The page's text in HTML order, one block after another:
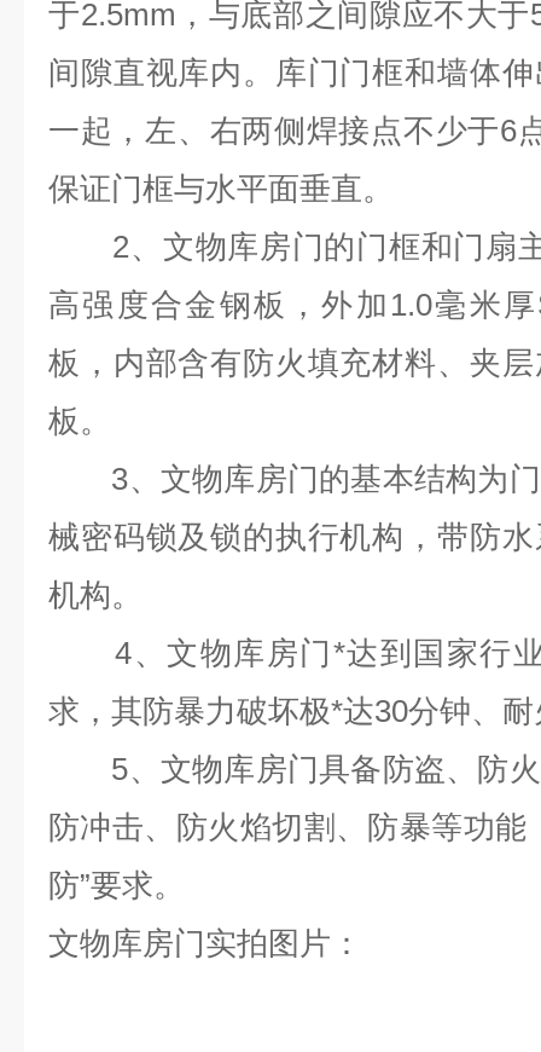
于2.5mm，与底部之间隙应不大
间隙直视库内。库门门框和墙体
一起，左、右两侧焊接点不少于6
保证门框与水平面垂直。
2、文物库房门的门框和门扇
高强度合金钢板，外加1.0毫米
板，内部含有防火填充材料、夹
板。
3、文物库房门的基本结构为门
械密码锁及锁的执行机构，带防
机构。
4、文物库房门*达到国家行业
求，其防暴力破坏极*达30分钟、
5、文物库房门具备防盗、防火
防冲击、防火焰切割、防暴等功能
防”要求。
文物库房门实拍图片：